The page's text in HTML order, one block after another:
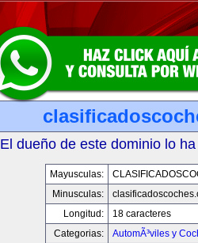
El dueño de este dominio lo
Mayusculas:
Minusculas:
Longitud:
18 caracteres
Categorias:
AutomÃ³viles y